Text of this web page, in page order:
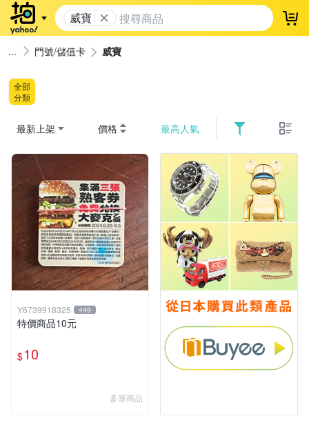
威寶 登
門號/儲值卡 威寶
全部
分類
最新上架 價格 最高人氣
Y6739918325 449
特價商品10元
$10
多筆商品